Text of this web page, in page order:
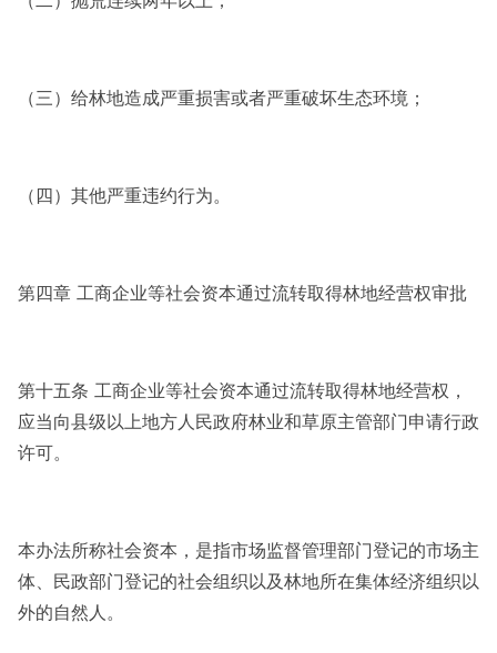
（三）给林地造成严重损害或者严重破坏生态环境；
（四）其他严重违约行为。
第四章 工商企业等社会资本通过流转取得林地经营权审批
第十五条 工商企业等社会资本通过流转取得林地经营权，
应当向县级以上地方人民政府林业和草原主管部门申请行政
许可。
本办法所称社会资本，是指市场监督管理部门登记的市场主
体、民政部门登记的社会组织以及林地所在集体经济组织以
外的自然人。